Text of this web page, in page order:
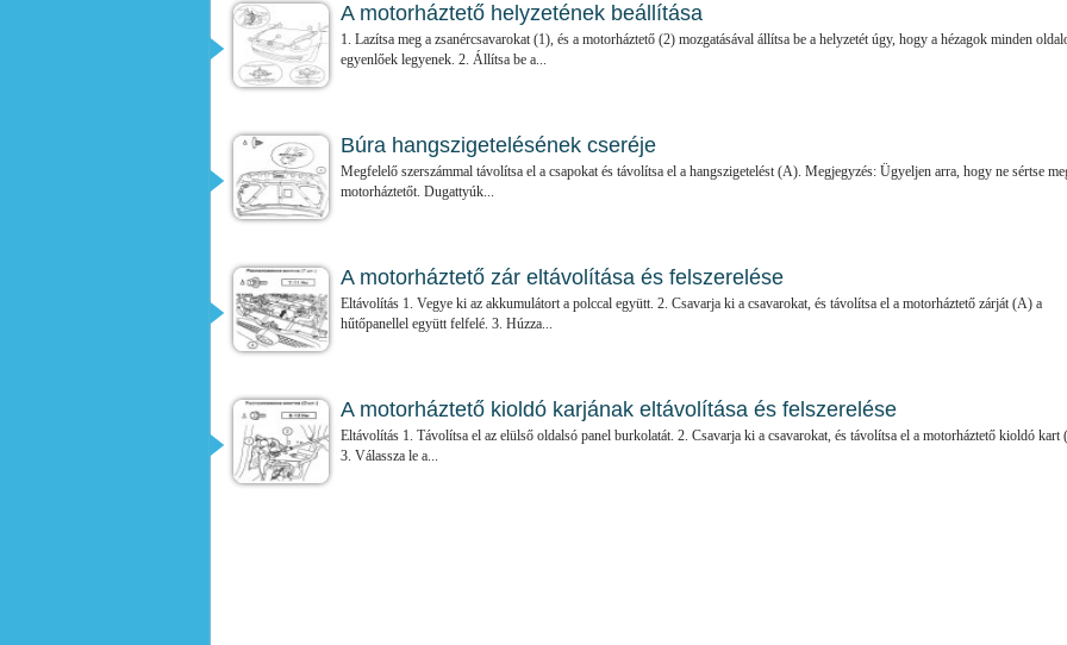
A motorháztető helyzetének beállítása
1. Lazítsa meg a zsanércsavarokat (1), és a motorháztető (2) mozgatásával állítsa be a helyzetét úgy, hogy a hézagok minden
egyenlőek legyenek. 2. Állítsa be a...
Búra hangszigetelésének cseréje
Megfelelő szerszámmal távolítsa el a csapokat és távolítsa el a hangszigetelést (A). Megjegyzés: Ügyeljen arra, hogy ne sértse
motorháztetőt. Dugattyúk...
A motorháztető zár eltávolítása és felszerelése
Eltávolítás 1. Vegye ki az akkumulátort a polccal együtt. 2. Csavarja ki a csavarokat, és távolítsa el a motorháztető zárját (A) a
hűtőpanellel együtt felfelé. 3. Húzza...
A motorháztető kioldó karjának eltávolítása és felszerelése
Eltávolítás 1. Távolítsa el az elülső oldalsó panel burkolatát. 2. Csavarja ki a csavarokat, és távolítsa el a motorháztető kioldó kart
3. Válassza le a...